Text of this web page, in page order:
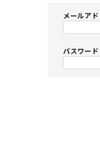
メールア
パスワード